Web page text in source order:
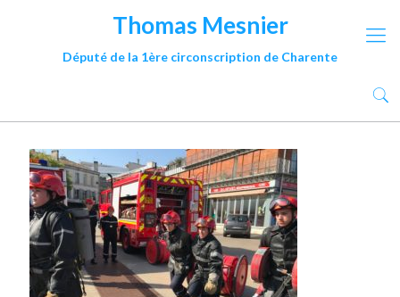
Thomas Mesnier
Député de la 1ère circonscription de Charente